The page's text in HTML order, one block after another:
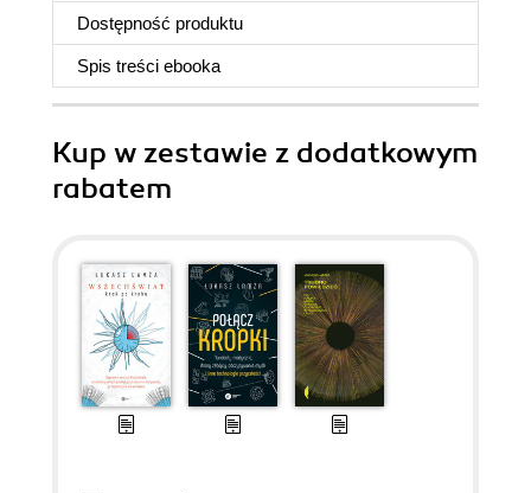
Dostępność produktu
Spis treści ebooka
Kup w zestawie z dodatkowym
rabatem